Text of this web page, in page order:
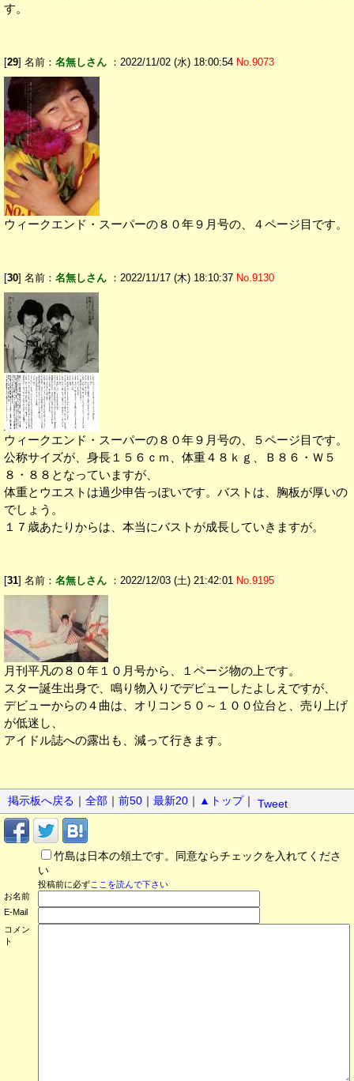
す。
[29] 名前： 名無しさん ：2022/11/02 (水) 18:00:54 No.9073
ウィークエンド・スーパーの８０年９月号の、４ページ目です。
[30] 名前： 名無しさん ：2022/11/17 (木) 18:10:37 No.9130
ウィークエンド・スーパーの８０年９月号の、５ページ目です。
公称サイズが、身長１５６ｃｍ、体重４８ｋｇ、Ｂ８６・Ｗ５
８・８８となっていますが、
体重とウエストは過少申告っぽいです。バストは、胸板が厚いの
でしょう。
１７歳あたりからは、本当にバストが成長していきますが。
[31] 名前： 名無しさん ：2022/12/03 (土) 21:42:01 No.9195
月刊平凡の８０年１０月号から、１ページ物の上です。
スター誕生出身で、鳴り物入りでデビューしたよしえですが、
デビューからの４曲は、オリコン５０～１００位台と、売り上げ
が低迷し、
アイドル誌への露出も、減って行きます。
掲示板へ戻る 全部 前50 最新20 ▲トップ｜ Tweet
竹島は日本の領土です。同意ならチェックを入れてくださ
い
投稿前に必ずここを読んで下さい
お名前
E-Mail
コメン
ト